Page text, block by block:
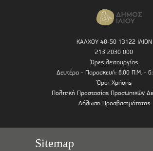
ΚΑΛΧΟΥ 48-50 13122 ΙΛΙΟΝ
213 2030 000
Ώρες λειτουργίας
Δευτέρα - Παρασκευή: 8.00 Π.Μ. -
Όροι Χρήσης
Πολιτική Προστασίας Προσωπικών
Δήλωση Προσβασιμότητας
Sitemap